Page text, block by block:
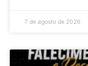
7 de agosto de 2026